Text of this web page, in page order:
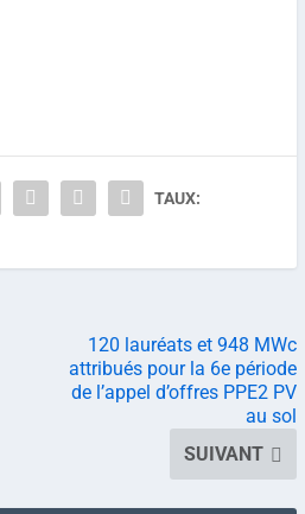
TAUX:
120 lauréats et 948 MWc
attribués pour la 6e période
de l’appel d’offres PPE2 PV
au sol
SUIVANT